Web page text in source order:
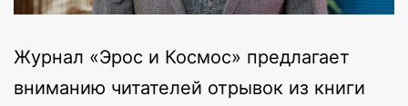
Журнал «Эрос и Космос» предлагает
вниманию читателей отрывок из книги